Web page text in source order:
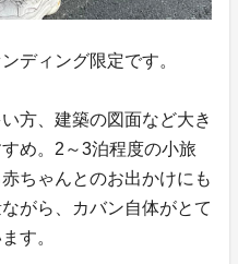
ディング限定です。
方、建築の図面など大き
め。2～3泊程度の小旅
ちゃんとのお出かけにも
がら、カバン自体がとて
す。